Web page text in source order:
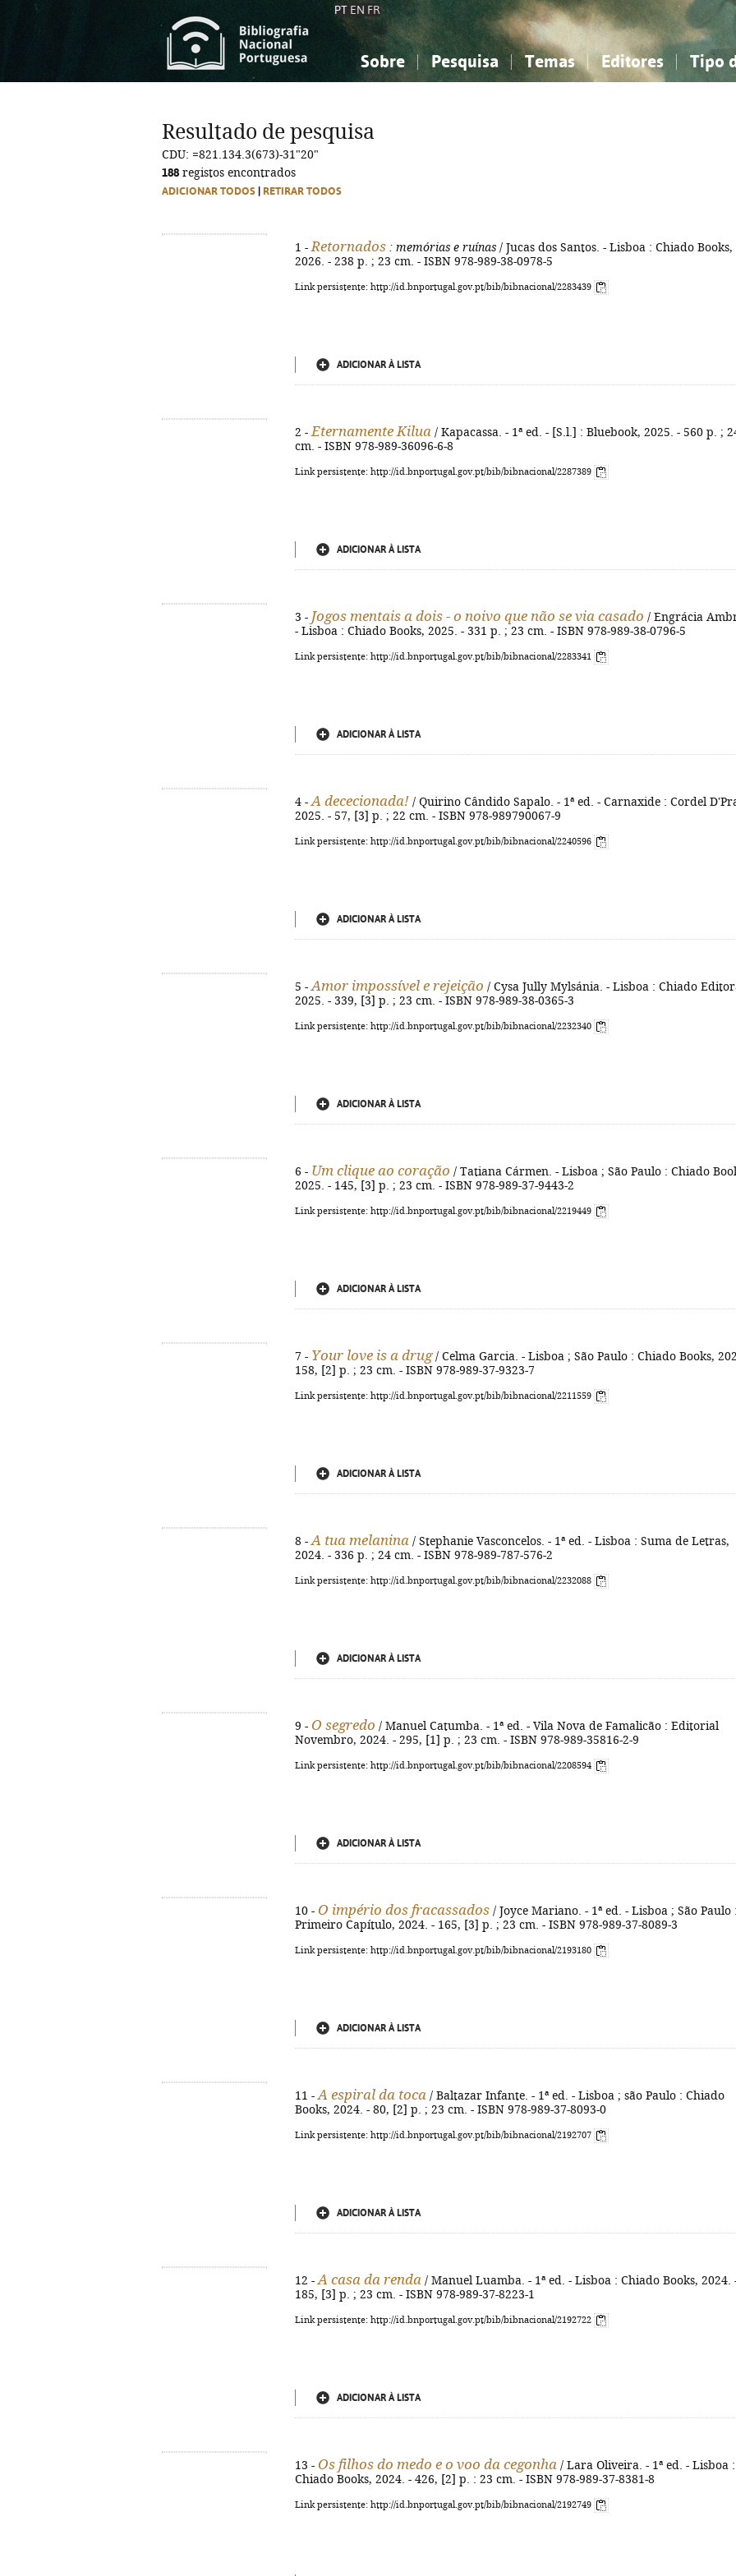
PT EN FR
Sobre Pesquisa Temas
Ciências sociais...
Editores Tipo
Ciências sociais...
Resultado de pesquisa
CDU: =821.134.3(673)-31"20"
188 registos encontrados
ADICIONAR TODOS RETIRAR TODOS
1 - Retornados : memórias e ruínas / Jucas dos Santos. - Lisboa : Chiado Books,
2026. - 238 p. ; 23 cm. - ISBN 978-989-38-0978-5
Link persistente: http://id.bnportugal.gov.pt/bib/bibnacional/2283439
ADICIONAR À LISTA
2 - Eternamente Kilua / Kapacassa. - 1ª ed. - [S.l.] : Bluebook, 2025. - 560 p. ;
cm. - ISBN 978-989-36096-6-8
Link persistente: http://id.bnportugal.gov.pt/bib/bibnacional/2287389
ADICIONAR À LISTA
3 - Jogos mentais a dois - o noivo que não se via casado / Engrácia
- Lisboa : Chiado Books, 2025. - 331 p. ; 23 cm. - ISBN 978-989-38-0796-5
Link persistente: http://id.bnportugal.gov.pt/bib/bibnacional/2283341
ADICIONAR À LISTA
4 - A dececionada! / Quirino Cândido Sapalo. - 1ª ed. - Carnaxide : Cordel
2025. - 57, [3] p. ; 22 cm. - ISBN 978-989790067-9
Link persistente: http://id.bnportugal.gov.pt/bib/bibnacional/2240596
ADICIONAR À LISTA
5 - Amor impossível e rejeição / Cysa Jully Mylsánia. - Lisboa : Chiado
2025. - 339, [3] p. ; 23 cm. - ISBN 978-989-38-0365-3
Link persistente: http://id.bnportugal.gov.pt/bib/bibnacional/2232340
ADICIONAR À LISTA
6 - Um clique ao coração / Tatiana Cármen. - Lisboa ; São Paulo : Chiado
2025. - 145, [3] p. ; 23 cm. - ISBN 978-989-37-9443-2
Link persistente: http://id.bnportugal.gov.pt/bib/bibnacional/2219449
ADICIONAR À LISTA
7 - Your love is a drug/ Celma Garcia. - Lisboa ; São Paulo : Chiado Books,
158, [2] p. ; 23 cm. - ISBN 978-989-37-9323-7
Link persistente: http://id.bnportugal.gov.pt/bib/bibnacional/2211559
ADICIONAR À LISTA
8 - A tua melanina / Stephanie Vasconcelos. - 1ª ed. - Lisboa : Suma de Letras,
2024. - 336 p. ; 24 cm. - ISBN 978-989-787-576-2
Link persistente: http://id.bnportugal.gov.pt/bib/bibnacional/2232088
ADICIONAR À LISTA
9 - O segredo / Manuel Catumba. - 1ª ed. - Vila Nova de Famalicão : Editorial
Novembro, 2024. - 295, [1] p. ; 23 cm. - ISBN 978-989-35816-2-9
Link persistente: http://id.bnportugal.gov.pt/bib/bibnacional/2208594
ADICIONAR À LISTA
10 - O império dos fracassados / Joyce Mariano. - 1ª ed. - Lisboa ; São Paulo :
Primeiro Capítulo, 2024. - 165, [3] p. ; 23 cm. - ISBN 978-989-37-8089-3
Link persistente: http://id.bnportugal.gov.pt/bib/bibnacional/2193180
ADICIONAR À LISTA
11 - A espiral da toca / Baltazar Infante. - 1ª ed. - Lisboa ; são Paulo : Chiado
Books, 2024. - 80, [2] p. ; 23 cm. - ISBN 978-989-37-8093-0
Link persistente: http://id.bnportugal.gov.pt/bib/bibnacional/2192707
ADICIONAR À LISTA
12 - A casa da renda / Manuel Luamba. - 1ª ed. - Lisboa : Chiado Books, 2024.
185, [3] p. ; 23 cm. - ISBN 978-989-37-8223-1
Link persistente: http://id.bnportugal.gov.pt/bib/bibnacional/2192722
ADICIONAR À LISTA
13 - Os filhos do medo e o voo da cegonha / Lara Oliveira. - 1ª ed. - Lisboa :
Chiado Books, 2024. - 426, [2] p. : 23 cm. - ISBN 978-989-37-8381-8
Link persistente: http://id.bnportugal.gov.pt/bib/bibnacional/2192749